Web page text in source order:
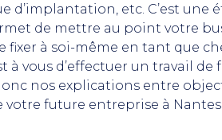
d’implantation, etc. C’est une
de mettre au point votre
à soi-même en tant que
à vous d’effectuer un travail de
nos explications entre
future entreprise à Nantes.